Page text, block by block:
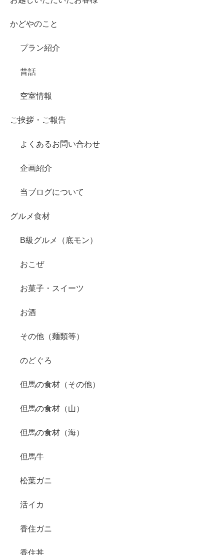
かどやのこと
プラン紹介
昔話
空室情報
ご挨拶・ご報告
よくあるお問い合わせ
企画紹介
当ブログについて
グルメ食材
B級グルメ（底モン）
おこぜ
お菓子・スイーツ
お酒
その他（麺類等）
のどぐろ
但馬の食材（その他）
但馬の食材（山）
但馬の食材（海）
但馬牛
松葉ガニ
活イカ
香住ガニ
香住丼